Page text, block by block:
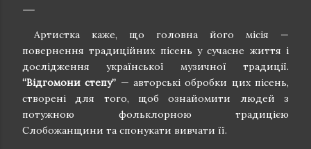
Артистка каже, що головна його місія —
повернення традиційних пісень у сучасне життя і
дослідження української музичної традиції.
“Відгомони степу” — авторські обробки цих пісень,
створені для того, щоб ознайомити людей з
потужною фольклорною традицією
Слобожанщини та спонукати вивчати її.